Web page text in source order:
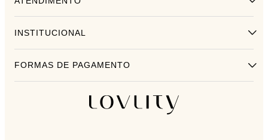
INSTITUCIONAL
FORMAS DE PAGAMENTO